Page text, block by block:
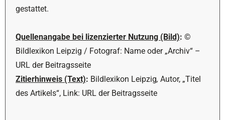
gestattet.
Quellenangabe bei lizenzierter Nutzung (Bild): ©
Bildlexikon Leipzig / Fotograf: Name oder „Archiv“ –
URL der Beitragsseite
Zitierhinweis (Text): Bildlexikon Leipzig, Autor, „Titel
des Artikels“, Link: URL der Beitragsseite